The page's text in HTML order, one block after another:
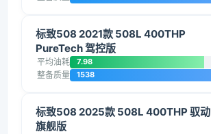
标致508 2021款 508L 400THP
PureTech 驾控版
平均油耗 7.98
整备质量 1538
标致508 2025款 508L 400THP 驭动
旗舰版